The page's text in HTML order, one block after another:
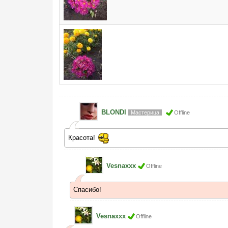
BLONDI Мастерица Offline
Красота!
Vesnaxxx Offline
Спасибо!
Vesnaxxx Offline